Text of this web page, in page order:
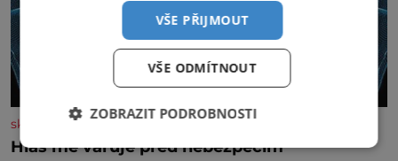
skutecnepribehy.cz
Hlas mě varuje před nebezpečím
VŠE PŘIJMOUT
VŠE ODMÍTNOUT
ZOBRAZIT PODROBNOSTI